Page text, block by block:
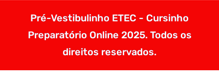
Pré-Vestibulinho ETEC - Cursinho
Preparatório Online 2025. Todos os
direitos reservados.